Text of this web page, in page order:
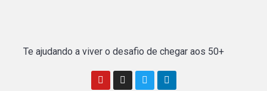
Te ajudando a viver o desafio de chegar aos 50+